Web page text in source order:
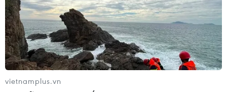
vietnamplus.vn